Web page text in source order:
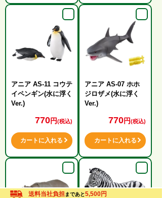
送料当社負担まであと5,500円
アニア AS-11 コウテ
イペンギン(水に浮く
Ver.)
770円(税込)
カートに入れる
アニア AS-07 ホホ
ジロザメ(水に浮く
Ver.)
770円(税込)
カートに入れる